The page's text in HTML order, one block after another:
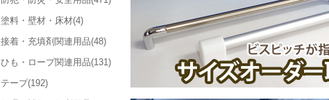
塗料・壁材・床材(4)
接着・充填剤関連用品(48)
ひも・ロープ関連用品(131)
テープ(192)